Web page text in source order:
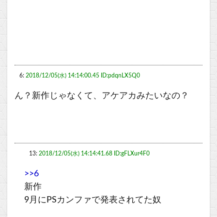
6: 2018/12/05(水) 14:14:00.45 ID:pdqnLX5Q0
ん？新作じゃなくて、アケアカみたいなの？
13: 2018/12/05(水) 14:14:41.68 ID:gFLXur4F0
>>6
新作
9月にPSカンファで発表されてた奴